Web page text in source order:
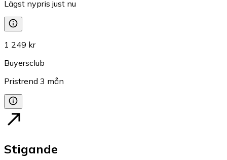
Lägst nypris just nu
1 249 kr
Buyersclub
Pristrend 3 mån
Stigande